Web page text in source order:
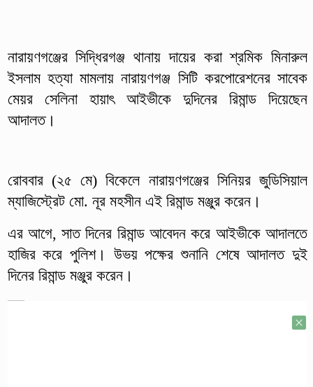
নারায়ণগঞ্জের সিদ্ধিরগঞ্জ থানায় দায়ের করা শ্রমিক মিনারুল
ইসলাম হত্যা মামলায় নারায়ণগঞ্জ সিটি করপোরেশনের সাবেক
মেয়র সেলিনা হায়াৎ আইভীকে দুদিনের রিমান্ড দিয়েছেন
আদালত।
রোববার (২৫ মে) বিকেলে নারায়ণগঞ্জের সিনিয়র জুডিসিয়াল
ম্যাজিস্ট্রেট মো. নূর মহসীন এই রিমান্ড মঞ্জুর করেন।
এর আগে, সাত দিনের রিমান্ড আবেদন করে আইভীকে আদালতে
হাজির করে পুলিশ। উভয় পক্ষের শুনানি শেষে আদালত দুই
দিনের রিমান্ড মঞ্জুর করেন।